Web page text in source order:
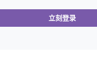
立刻登录